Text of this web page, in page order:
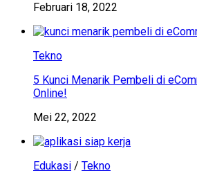
Februari 18, 2022
Tekno
5 Kunci Menarik Pembeli di
Online!
Mei 22, 2022
Edukasi / Tekno